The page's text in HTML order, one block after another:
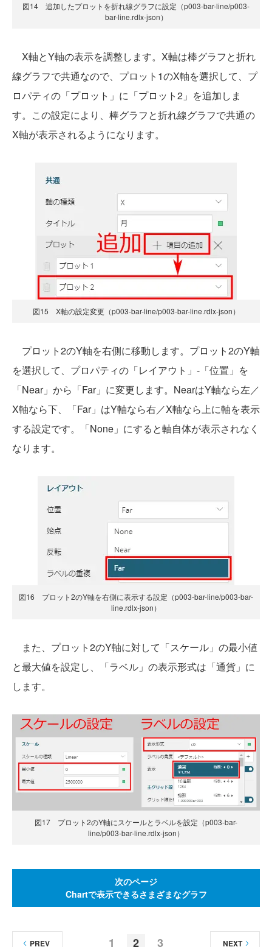
図14 追加したプロットを折れ線グラフに設定（p003-bar-line/p003-
bar-line.rdlx-json）
X軸とY軸の表示を調整します。X軸は棒グラフと折れ
線グラフで共通なので、プロット1のX軸を選択して、プ
ロパティの「プロット」に「プロット2」を追加しま
す。この設定により、棒グラフと折れ線グラフで共通の
X軸が表示されるようになります。
図15 X軸の設定変更（p003-bar-line/p003-bar-line.rdlx-json）
プロット2のY軸を右側に移動します。プロット2のY軸
を選択して、プロパティの「レイアウト」-「位置」を
「Near」から「Far」に変更します。NearはY軸なら左／
X軸なら下、「Far」はY軸なら右／X軸なら上に軸を表示
する設定です。「None」にすると軸自体が表示されなく
なります。
図16 プロット2のY軸を右側に表示する設定（p003-bar-line/p003-bar-
line.rdlx-json）
また、プロット2のY軸に対して「スケール」の最小値
と最大値を設定し、「ラベル」の表示形式は「通貨」に
します。
図17 プロット2のY軸にスケールとラベルを設定（p003-bar-
line/p003-bar-line.rdlx-json）
次のページ
Chartで表示できるさまざまなグラフ
1 2 3
PREV NEXT